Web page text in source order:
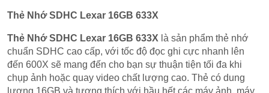
Thẻ Nhớ SDHC Lexar 16GB 633X
Thẻ Nhớ SDHC Lexar 16GB 633X là sản phẩm thẻ nhớ
chuẩn SDHC cao cấp, với tốc độ đọc ghi cực nhanh lên
đến 600X sẽ mang đến cho bạn sự thuận tiện tối đa khi
chụp ảnh hoặc quay video chất lượng cao. Thẻ có dung
lượng 16GB và tương thích với hầu hết các máy ảnh, máy